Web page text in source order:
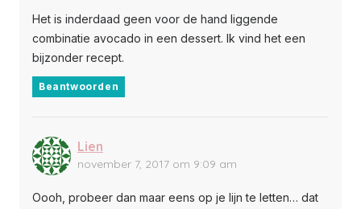
Het is inderdaad geen voor de hand liggende
combinatie avocado in een dessert. Ik vind het een
bijzonder recept.
Beantwoorden
Lien
november 7, 2017 om 9:09 am
Oooh, probeer dan maar eens op je lijn te letten… dat